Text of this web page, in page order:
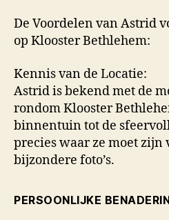
De Voordelen van Astrid
op Klooster Bethlehem:
Kennis van de Locatie:
Astrid is bekend met de
rondom Klooster
binnentuin tot de
precies waar ze moet zijn
bijzondere foto’s.
PERSOONLIJKE